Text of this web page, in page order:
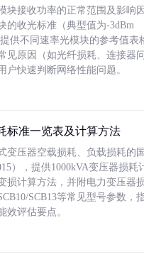
块接收功率的正常范围及影响
的收光标准（典型值为-3dBm
供不同速率光模块的参考值表
见原因（如光纤损耗、连接器
户快速判断网络性能问题。
标准一览表及计算方法
变压器空载损耗、负载损耗的
），提供1000kVA变压器损耗
损计算方法，并附电力变压器
SCB13等常见型号参数，
效评估要点。